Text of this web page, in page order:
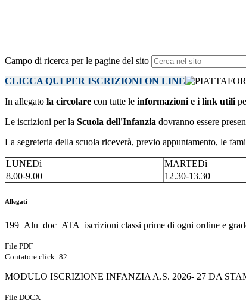
Campo di ricerca per le pagine del sito
CLICCA QUI PER ISCRIZIONI ON LINE
In allegato la circolare con tutte le informazioni e i link utili
Le iscrizioni per la Scuola dell'Infanzia dovranno essere
La segreteria della scuola riceverà, previo appuntamento, le
LUNEDì MARTEDì
8.00-9.00
12.30-13.30
Allegati
199_Alu_doc_ATA_iscrizioni classi prime di ogni ordine e
File PDF
Contatore click: 82
MODULO ISCRIZIONE INFANZIA A.S. 2026- 27 DA
File DOCX